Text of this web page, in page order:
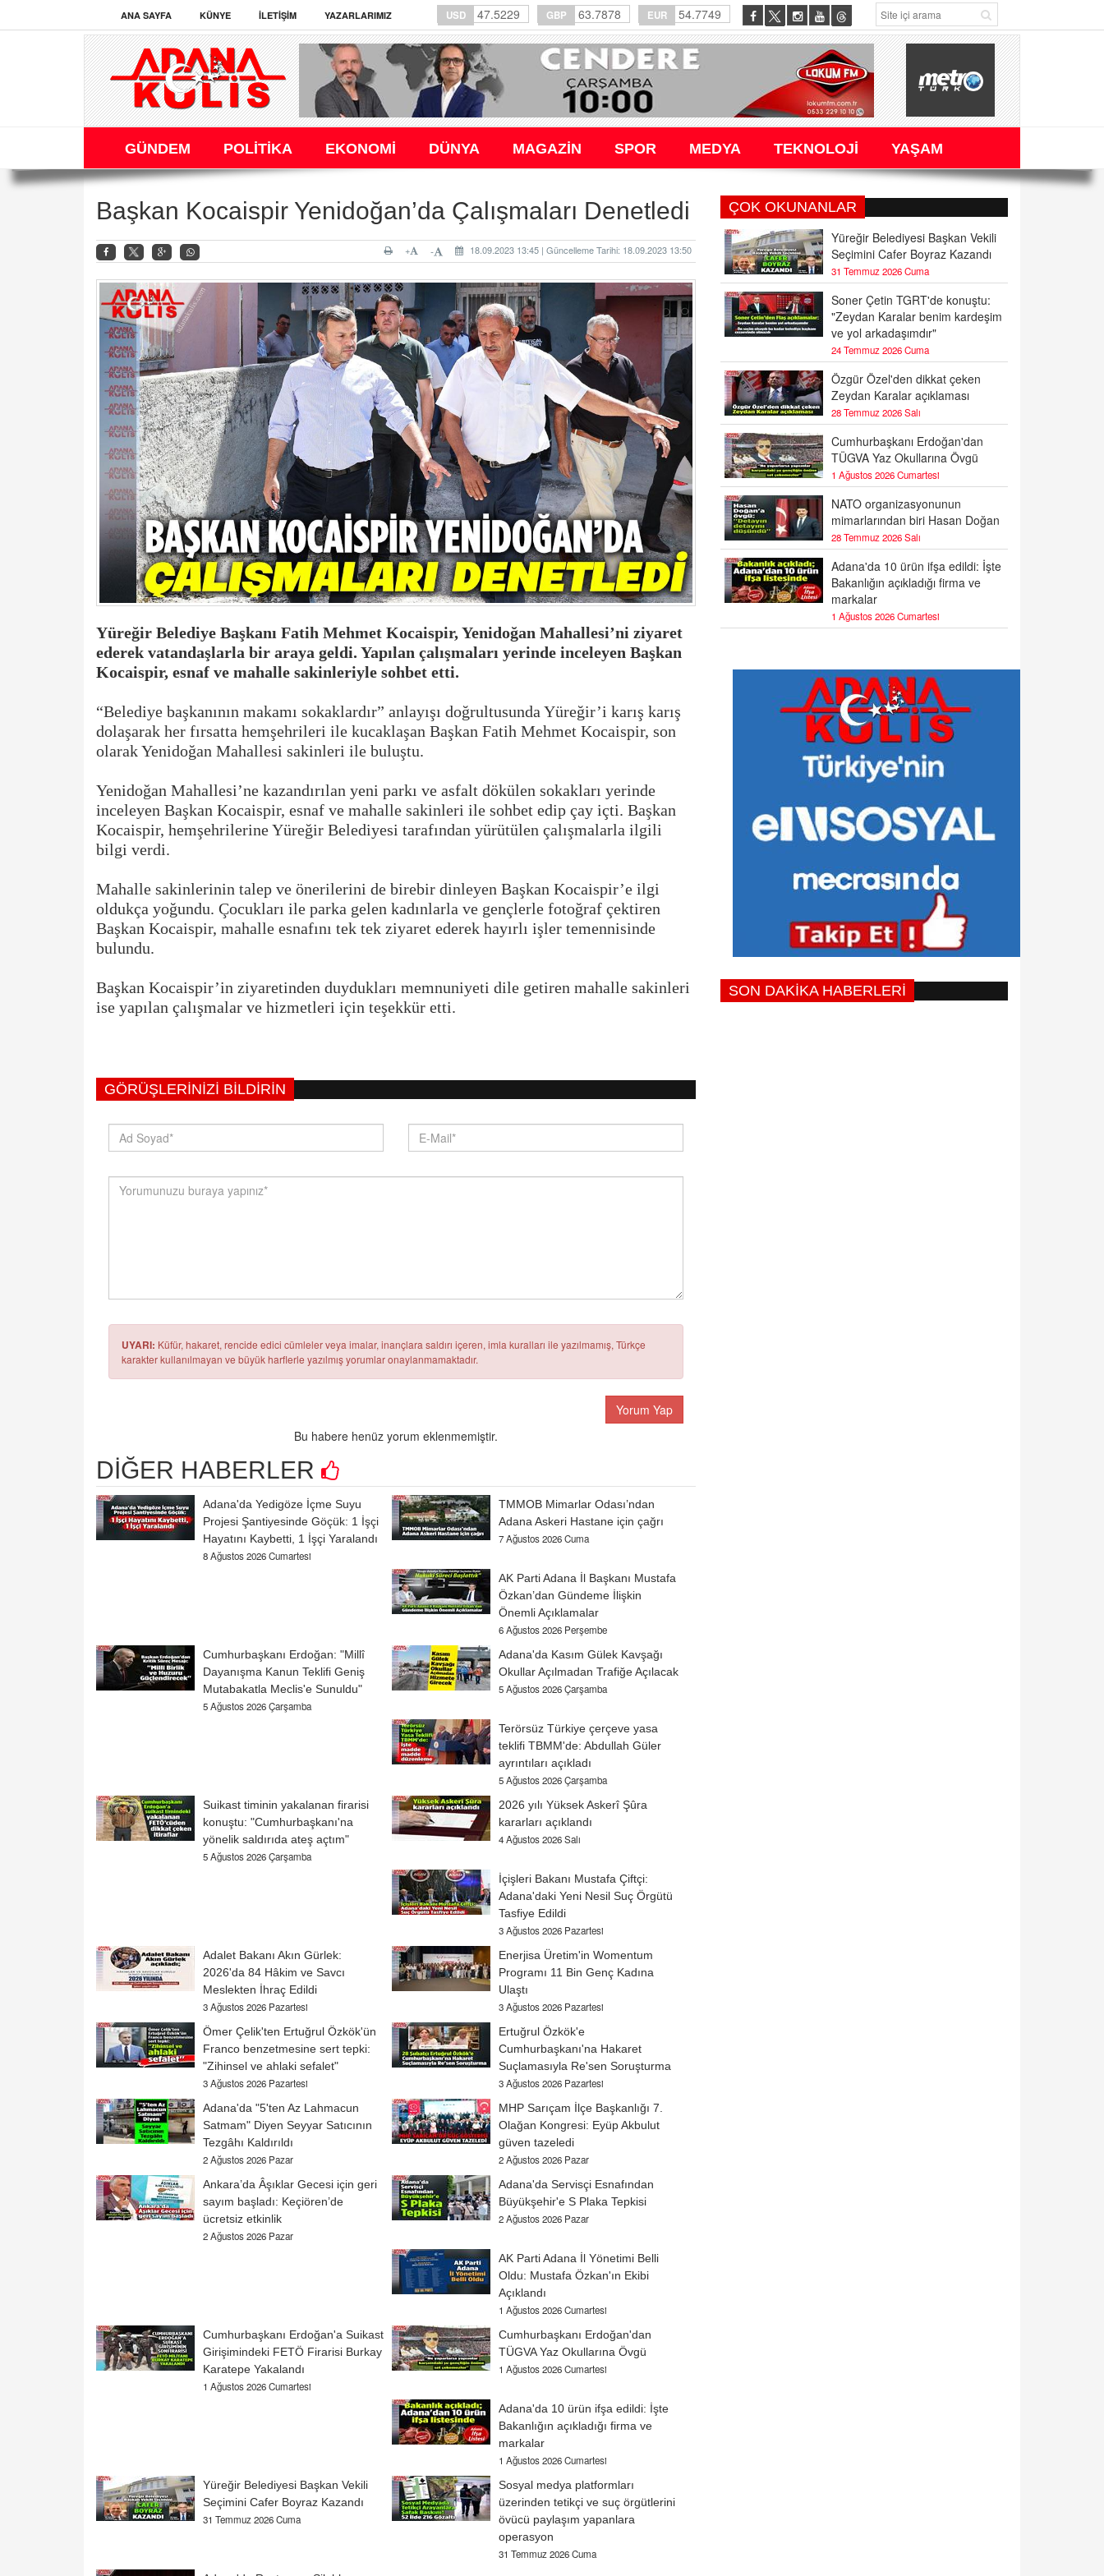
ANA SAYFA KÜNYE İLETIŞIM YAZARLARIMIZ USD 47.5229 GBP 63.7878 EUR 54.7749
GÜNDEM POLİTİKA EKONOMİ DÜNYA MAGAZİN SPOR MEDYA TEKNOLOJİ YAŞAM
Başkan Kocaispir Yenidoğan’da Çalışmaları Denetledi
18.09.2023 13:45 | Güncelleme Tarihi: 18.09.2023 13:50
-
+
Yüreğir Belediye Başkanı Fatih Mehmet Kocaispir, Yenidoğan Mahallesi’ni ziyaret
ederek vatandaşlarla bir araya geldi. Yapılan çalışmaları yerinde inceleyen Başkan
Kocaispir, esnaf ve mahalle sakinleriyle sohbet etti.
“Belediye başkanının makamı sokaklardır” anlayışı doğrultusunda Yüreğir’i karış karış
dolaşarak her fırsatta hemşehrileri ile kucaklaşan Başkan Fatih Mehmet Kocaispir, son
olarak Yenidoğan Mahallesi sakinleri ile buluştu.
Yenidoğan Mahallesi’ne kazandırılan yeni parkı ve asfalt dökülen sokakları yerinde
inceleyen Başkan Kocaispir, esnaf ve mahalle sakinleri ile sohbet edip çay içti. Başkan
Kocaispir, hemşehrilerine Yüreğir Belediyesi tarafından yürütülen çalışmalarla ilgili
bilgi verdi.
Mahalle sakinlerinin talep ve önerilerini de birebir dinleyen Başkan Kocaispir’e ilgi
oldukça yoğundu. Çocukları ile parka gelen kadınlarla ve gençlerle fotoğraf çektiren
Başkan Kocaispir, mahalle esnafını tek tek ziyaret ederek hayırlı işler temennisinde
bulundu.
Başkan Kocaispir’in ziyaretinden duydukları memnuniyeti dile getiren mahalle sakinleri
ise yapılan çalışmalar ve hizmetleri için teşekkür etti.
GÖRÜŞLERINIZI BILDIRIN
UYARI: Küfür, hakaret, rencide edici cümleler veya imalar, inançlara saldırı içeren, imla kuralları ile yazılmamış, Türkçe
karakter kullanılmayan ve büyük harflerle yazılmış yorumlar onaylanmamaktadır.
Yorum Yap
Bu habere henüz yorum eklenmemiştir.
DİĞER HABERLER
Adana'da Yedigöze İçme Suyu
Projesi Şantiyesinde Göçük: 1 İşçi
Hayatını Kaybetti, 1 İşçi Yaralandı
8 Ağustos 2026 Cumartesi
TMMOB Mimarlar Odası’ndan
Adana Askeri Hastane için çağrı
7 Ağustos 2026 Cuma
AK Parti Adana İl Başkanı Mustafa
Özkan’dan Gündeme İlişkin
Önemli Açıklamalar
6 Ağustos 2026 Perşembe
Cumhurbaşkanı Erdoğan: "Millî
Dayanışma Kanun Teklifi Geniş
Mutabakatla Meclis'e Sunuldu"
5 Ağustos 2026 Çarşamba
Adana'da Kasım Gülek Kavşağı
Okullar Açılmadan Trafiğe Açılacak
5 Ağustos 2026 Çarşamba
Terörsüz Türkiye çerçeve yasa
teklifi TBMM'de: Abdullah Güler
ayrıntıları açıkladı
5 Ağustos 2026 Çarşamba
Suikast timinin yakalanan firarisi
konuştu: "Cumhurbaşkanı'na
yönelik saldırıda ateş açtım"
5 Ağustos 2026 Çarşamba
2026 yılı Yüksek Askerî Şûra
kararları açıklandı
4 Ağustos 2026 Salı
İçişleri Bakanı Mustafa Çiftçi:
Adana'daki Yeni Nesil Suç Örgütü
Tasfiye Edildi
3 Ağustos 2026 Pazartesi
Adalet Bakanı Akın Gürlek:
2026'da 84 Hâkim ve Savcı
Meslekten İhraç Edildi
3 Ağustos 2026 Pazartesi
Enerjisa Üretim'in Womentum
Programı 11 Bin Genç Kadına
Ulaştı
3 Ağustos 2026 Pazartesi
Ömer Çelik'ten Ertuğrul Özkök'ün
Franco benzetmesine sert tepki:
"Zihinsel ve ahlaki sefalet"
3 Ağustos 2026 Pazartesi
Ertuğrul Özkök'e
Cumhurbaşkanı'na Hakaret
Suçlamasıyla Re'sen Soruşturma
3 Ağustos 2026 Pazartesi
Adana'da "5'ten Az Lahmacun
Satmam" Diyen Seyyar Satıcının
Tezgâhı Kaldırıldı
2 Ağustos 2026 Pazar
MHP Sarıçam İlçe Başkanlığı 7.
Olağan Kongresi: Eyüp Akbulut
güven tazeledi
2 Ağustos 2026 Pazar
Ankara’da Âşıklar Gecesi için geri
sayım başladı: Keçiören’de
ücretsiz etkinlik
2 Ağustos 2026 Pazar
Adana'da Servisçi Esnafından
Büyükşehir'e S Plaka Tepkisi
2 Ağustos 2026 Pazar
AK Parti Adana İl Yönetimi Belli
Oldu: Mustafa Özkan'ın Ekibi
Açıklandı
1 Ağustos 2026 Cumartesi
Cumhurbaşkanı Erdoğan'a Suikast
Girişimindeki FETÖ Firarisi Burkay
Karatepe Yakalandı
1 Ağustos 2026 Cumartesi
Cumhurbaşkanı Erdoğan'dan
TÜGVA Yaz Okullarına Övgü
1 Ağustos 2026 Cumartesi
Adana'da 10 ürün ifşa edildi: İşte
Bakanlığın açıkladığı firma ve
markalar
1 Ağustos 2026 Cumartesi
Yüreğir Belediyesi Başkan Vekili
Seçimini Cafer Boyraz Kazandı
31 Temmuz 2026 Cuma
Sosyal medya platformları
üzerinden tetikçi ve suç örgütlerini
övücü paylaşım yapanlara
operasyon
31 Temmuz 2026 Cuma
ÇOK OKUNANLAR
Yüreğir Belediyesi Başkan Vekili
Seçimini Cafer Boyraz Kazandı
31 Temmuz 2026 Cuma
Soner Çetin TGRT'de konuştu:
"Zeydan Karalar benim kardeşim
ve yol arkadaşımdır"
24 Temmuz 2026 Cuma
Özgür Özel'den dikkat çeken
Zeydan Karalar açıklaması
28 Temmuz 2026 Salı
Cumhurbaşkanı Erdoğan'dan
TÜGVA Yaz Okullarına Övgü
1 Ağustos 2026 Cumartesi
NATO organizasyonunun
mimarlarından biri Hasan Doğan
28 Temmuz 2026 Salı
Adana'da 10 ürün ifşa edildi: İşte
Bakanlığın açıkladığı firma ve
markalar
1 Ağustos 2026 Cumartesi
SON DAKİKA HABERLERİ